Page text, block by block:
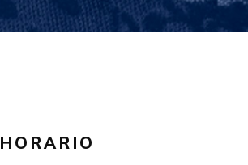
HORARIO